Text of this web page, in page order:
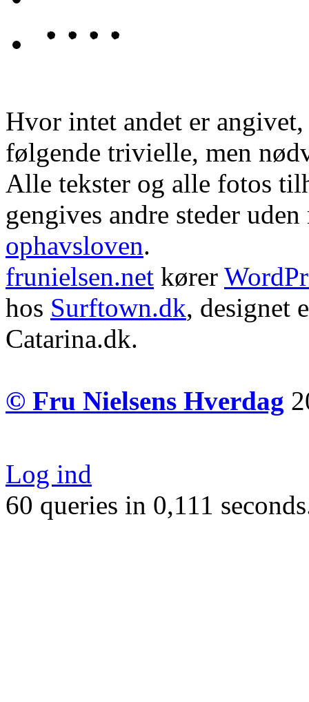
Hvor intet andet er
følgende trivielle, men
Alle tekster og alle fotos
gengives andre steder
ophavsloven.
frunielsen.net kører
hos Surftown.dk, designet
Catarina.dk.
© Fru Nielsens Hverdag
Log ind
60 queries in 0,111